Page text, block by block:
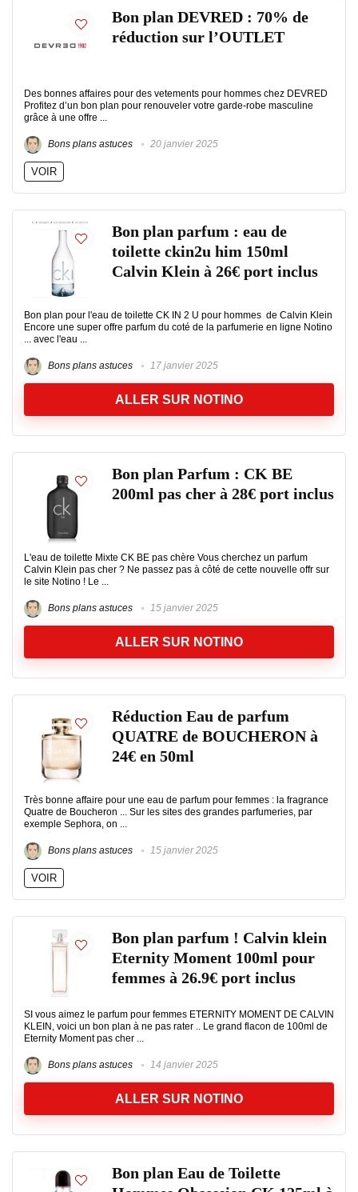
Bon plan DEVRED : 70% de
réduction sur l’OUTLET
Des bonnes affaires pour des vetements pour hommes chez DEVRED
Profitez d’un bon plan pour renouveler votre garde-robe masculine
grâce à une offre ...
Bons plans astuces 20 janvier 2025
VOIR
Bon plan parfum : eau de
toilette ckin2u him 150ml
Calvin Klein à 26€ port inclus
Bon plan pour l'eau de toilette CK IN 2 U pour hommes de Calvin Klein
Encore une super offre parfum du coté de la parfumerie en ligne Notino
... avec l'eau ...
Bons plans astuces 17 janvier 2025
ALLER SUR NOTINO
Bon plan Parfum : CK BE
200ml pas cher à 28€ port inclus
L'eau de toilette Mixte CK BE pas chère Vous cherchez un parfum
Calvin Klein pas cher ? Ne passez pas à côté de cette nouvelle offr sur
le site Notino ! Le ...
Bons plans astuces 15 janvier 2025
ALLER SUR NOTINO
Réduction Eau de parfum
QUATRE de BOUCHERON à
24€ en 50ml
Très bonne affaire pour une eau de parfum pour femmes : la fragrance
Quatre de Boucheron ... Sur les sites des grandes parfumeries, par
exemple Sephora, on ...
Bons plans astuces 15 janvier 2025
VOIR
Bon plan parfum ! Calvin klein
Eternity Moment 100ml pour
femmes à 26.9€ port inclus
SI vous aimez le parfum pour femmes ETERNITY MOMENT DE CALVIN
KLEIN, voici un bon plan à ne pas rater .. Le grand flacon de 100ml de
Eternity Moment pas cher ...
Bons plans astuces 14 janvier 2025
ALLER SUR NOTINO
Bon plan Eau de Toilette